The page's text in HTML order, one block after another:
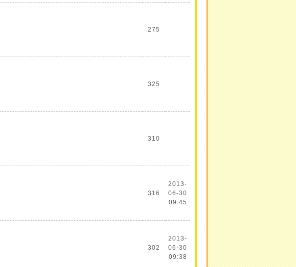
275
325
310
316
2013-
06-30
09:45
302
2013-
06-30
09:38